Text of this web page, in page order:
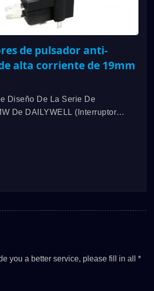
de pulsador anti-
alta corriente de 19mm
Diseño De La Serie De
De DAILYWELL (interruptor
Antivandálicos MPB De
Aplicaciones...